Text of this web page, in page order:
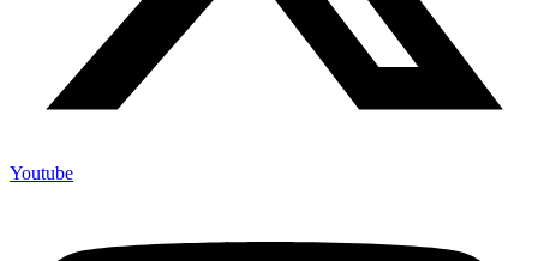
Youtube